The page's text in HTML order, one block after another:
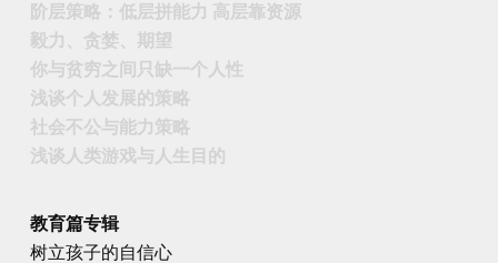
阶层策略：低层拼能力 高层靠资源
毅力、贪婪、期望
你与贫穷之间只缺一个人性
浅谈个人发展的策略
社会不公与能力策略
浅谈人类游戏与人生目的
教育篇专辑
树立孩子的自信心